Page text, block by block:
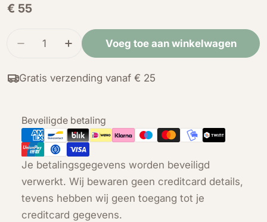
Normale
€ 55
Hoeveelheid
Verminder de hoeveelheid voor Cymothoe
Verhoog de hoeveelheid voor
Voeg toe aan winkelwagen
Gratis verzending vanaf € 25
Beveiligde betaling
Betaalmethoden
Je betalingsgegevens worden beveiligd
verwerkt. Wij bewaren geen creditcard details,
tevens hebben wij geen toegang tot je
creditcard gegevens.